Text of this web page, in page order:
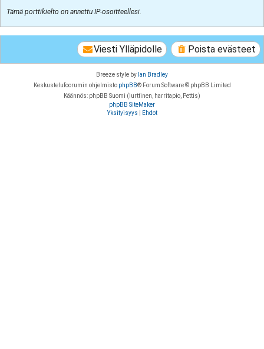
Tämä porttikielto on annettu IP-osoitteellesi.
Poista evästeet
Viesti Ylläpidolle
Breeze style by Ian Bradley
Keskustelufoorumin ohjelmisto phpBB® Forum Software © phpBB Limited
Käännös: phpBB Suomi (lurttinen, harritapio, Pettis)
phpBB SiteMaker
Yksityisyys
Ehdot